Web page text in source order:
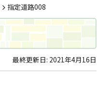
指定道路008
最終更新日: 2021年4月16日